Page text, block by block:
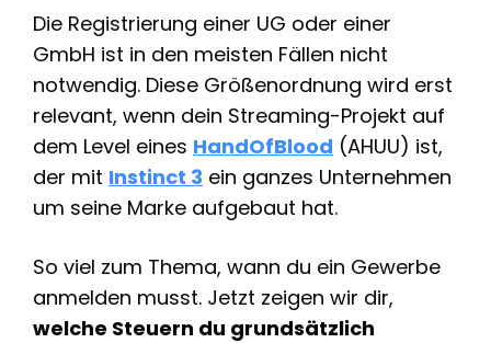
Die Registrierung einer UG oder einer
GmbH ist in den meisten Fällen nicht
notwendig. Diese Größenordnung wird erst
relevant, wenn dein Streaming-Projekt auf
dem Level eines HandOfBlood (AHUU) ist,
der mit Instinct 3 ein ganzes Unternehmen
um seine Marke aufgebaut hat.
So viel zum Thema, wann du ein Gewerbe
anmelden musst. Jetzt zeigen wir dir,
welche Steuern du grundsätzlich